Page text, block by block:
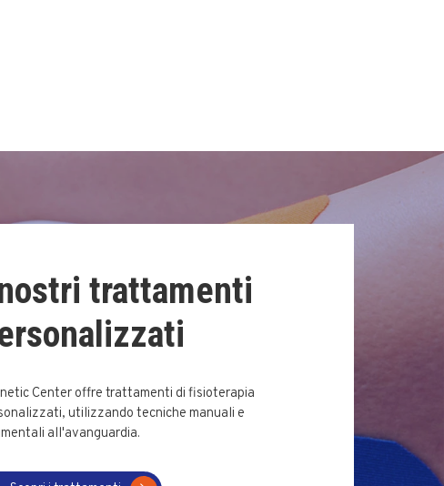
trattamenti
Center offre trattamenti di fisioterapia
utilizzando tecniche manuali e
all'avanguardia.